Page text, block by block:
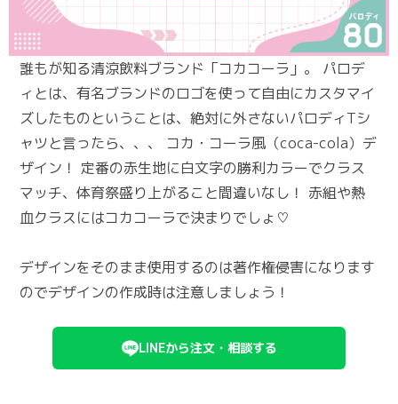
誰もが知る清涼飲料ブランド「コカコーラ」。 パロデ
ィとは、有名ブランドのロゴを使って自由にカスタマイ
ズしたものということは、絶対に外さないパロディTシ
ャツと言ったら、、、 コカ・コーラ風（coca-cola）デ
ザイン！ 定番の赤生地に白文字の勝利カラーでクラス
マッチ、体育祭盛り上がること間違いなし！ 赤組や熱
血クラスにはコカコーラで決まりでしょ♡
デザインをそのまま使用するのは著作権侵害になります
のでデザインの作成時は注意しましょう！
LINEから注文・相談する